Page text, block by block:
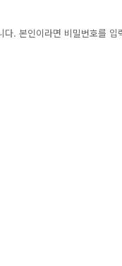
. 본인이라면 비밀번호를 입